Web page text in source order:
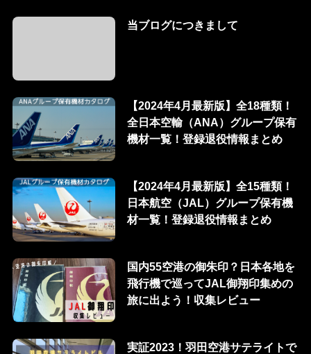
当ブログにつきまして
【2024年4月最新版】全18種類！
全日本空輸（ANA）グループ保有
機材一覧！登録退役情報まとめ
【2024年4月最新版】全15種類！
日本航空（JAL）グループ保有機
材一覧！登録退役情報まとめ
国内55空港の御朱印？日本各地を
飛行機で巡ってJAL御翔印集めの
旅に出よう！収集レビュー
実証2023！羽田空港サテライトで